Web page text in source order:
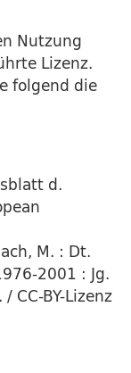
Nutzung
Lizenz.
folgend die
d.
M. : Dt.
2001 : Jg.
CC-BY-Lizenz